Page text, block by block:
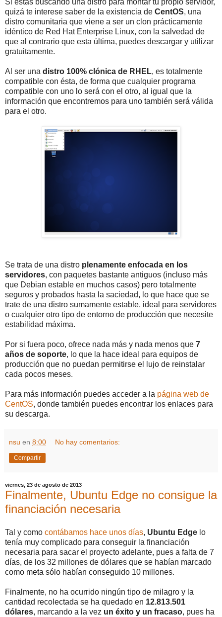
quizá te interese saber de la existencia de CentOS, una
distro comunitaria que viene a ser un clon prácticamente
idéntico de Red Hat Enterprise Linux, con la salvedad de
que al contrario que esta última, puedes descargar y utilizar
gratuitamente.
Al ser una distro 100% clónica de RHEL, es totalmente
compatible con ésta, de forma que cualquier programa
compatible con uno lo será con el otro, al igual que la
información que encontremos para uno también será válida
para el otro.
Se trata de una distro plenamente enfocada en los
servidores, con paquetes bastante antiguos (incluso más
que Debian estable en muchos casos) pero totalmente
seguros y probados hasta la saciedad, lo que hace que se
trate de una distro sumamente estable, ideal para servidores
o cualquier otro tipo de entorno de producción que necesite
estabilidad máxima.
Por si fuera poco, ofrece nada más y nada menos que 7
años de soporte, lo que la hace ideal para equipos de
producción que no puedan permitirse el lujo de reinstalar
cada pocos meses.
Para más información puedes acceder a la página web de
CentOS, donde también puedes encontrar los enlaces para
su descarga.
nsu en 8:00 No hay comentarios:
Compartir
viernes, 23 de agosto de 2013
Finalmente, Ubuntu Edge no consigue la
financiación necesaria
Tal y como contábamos hace unos días, Ubuntu Edge lo
tenía muy complicado para conseguir la financiación
necesaria para sacar el proyecto adelante, pues a falta de 7
días, de los 32 millones de dólares que se habían marcado
como meta sólo habían conseguido 10 millones.
Finalmente, no ha ocurrido ningún tipo de milagro y la
cantidad recolectada se ha quedado en 12.813.501
dólares, marcando a la vez un éxito y un fracaso, pues ha